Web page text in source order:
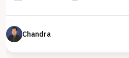
Chandra